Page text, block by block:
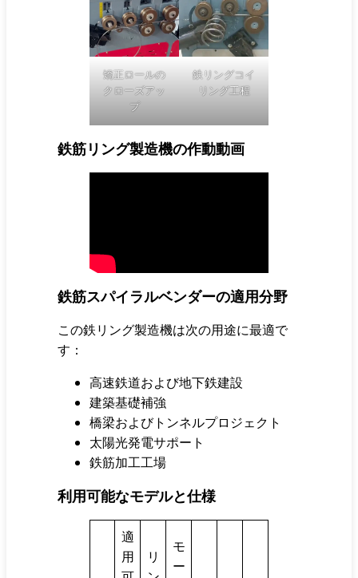
矯正ロールの
クローズアッ
プ
鉄リングコイ
リング工程
鉄筋リング製造機の作動動画
鉄筋スパイラルベンダーの適用分野
この鉄リング製造機は次の用途に最適で
す：
高速鉄道および地下鉄建設
建築基礎補強
橋梁およびトンネルプロジェクト
太陽光発電サポート
鉄筋加工工場
利用可能なモデルと仕様
適
用
リ
モ
ー